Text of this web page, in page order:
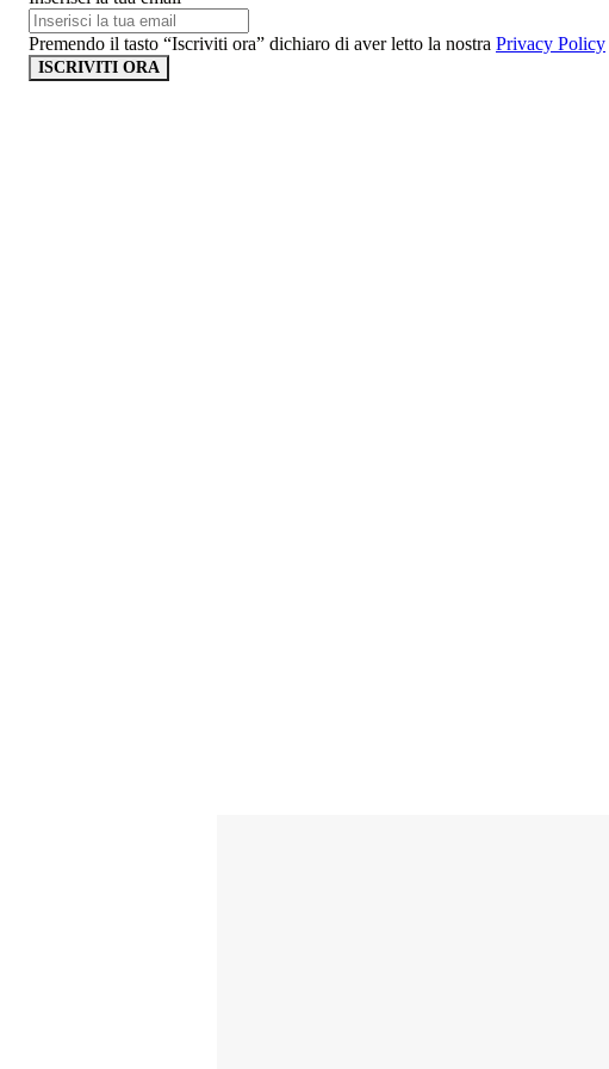
Premendo il tasto “Iscriviti ora” dichiaro di aver letto la nostra Privacy Policy
ISCRIVITI ORA